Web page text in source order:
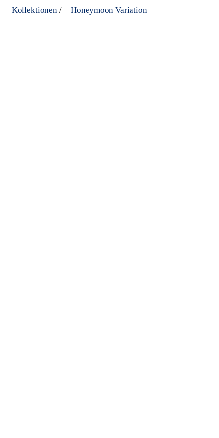
Kollektionen / Honeymoon Variation